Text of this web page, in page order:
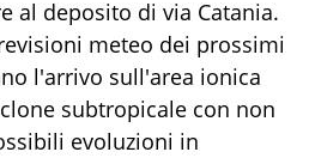
al deposito di via Catania.
meteo dei prossimi
l'arrivo sull'area ionica
subtropicale con non
evoluzioni in